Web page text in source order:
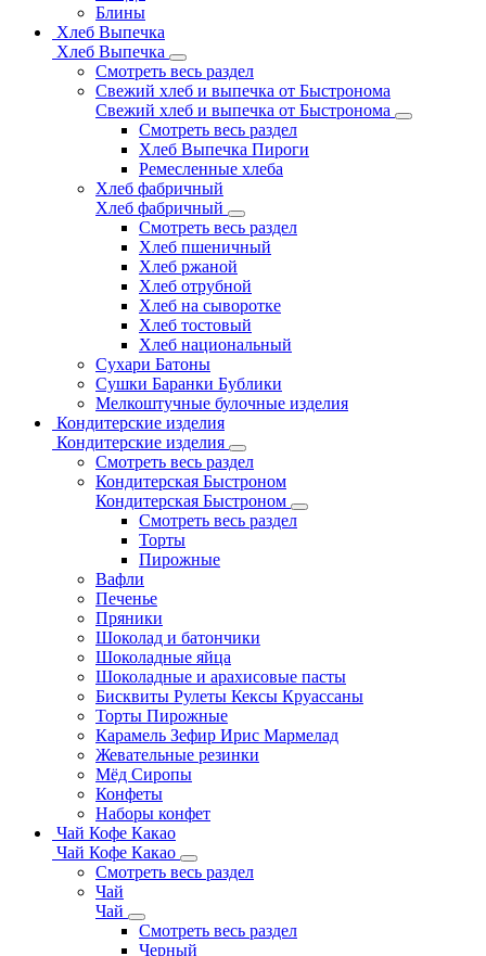
Блины
Хлеб Выпечка
Хлеб Выпечка
Смотреть весь раздел
Свежий хлеб и выпечка от Быстронома
Свежий хлеб и выпечка от Быстронома
Смотреть весь раздел
Хлеб Выпечка Пироги
Ремесленные хлеба
Хлеб фабричный
Хлеб фабричный
Смотреть весь раздел
Хлеб пшеничный
Хлеб ржаной
Хлеб отрубной
Хлеб на сыворотке
Хлеб тостовый
Хлеб национальный
Сухари Батоны
Сушки Баранки Бублики
Мелкоштучные булочные изделия
Кондитерские изделия
Кондитерские изделия
Смотреть весь раздел
Кондитерская Быстроном
Кондитерская Быстроном
Смотреть весь раздел
Торты
Пирожные
Вафли
Печенье
Пряники
Шоколад и батончики
Шоколадные яйца
Шоколадные и арахисовые пасты
Бисквиты Рулеты Кексы Круассаны
Торты Пирожные
Карамель Зефир Ирис Мармелад
Жевательные резинки
Мёд Сиропы
Конфеты
Наборы конфет
Чай Кофе Какао
Чай Кофе Какао
Смотреть весь раздел
Чай
Чай
Смотреть весь раздел
Черный